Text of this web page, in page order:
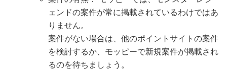
ェンドの案件が常に掲載されているわけではあ
りません。
案件がない場合は、他のポイントサイトの案件
を検討するか、モッピーで新規案件が掲載され
るのを待ちましょう。